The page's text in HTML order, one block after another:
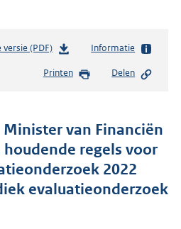
(PDF)b
s
d
s
g
r
o
Informatie
Printen Delen
Minister van Financiën
houdende regels voor
2022
evaluatieonderzoek